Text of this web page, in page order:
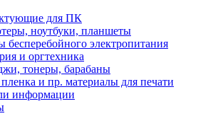
для ПК
ноутбуки, планшеты
бесперебойного электропитания
и оргтехника
тонеры, барабаны
и пр. материалы для печати
информации